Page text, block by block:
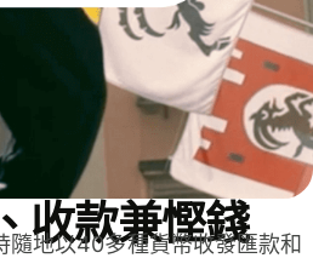
收款兼慳錢
隨地以40多種貨幣收發匯款和